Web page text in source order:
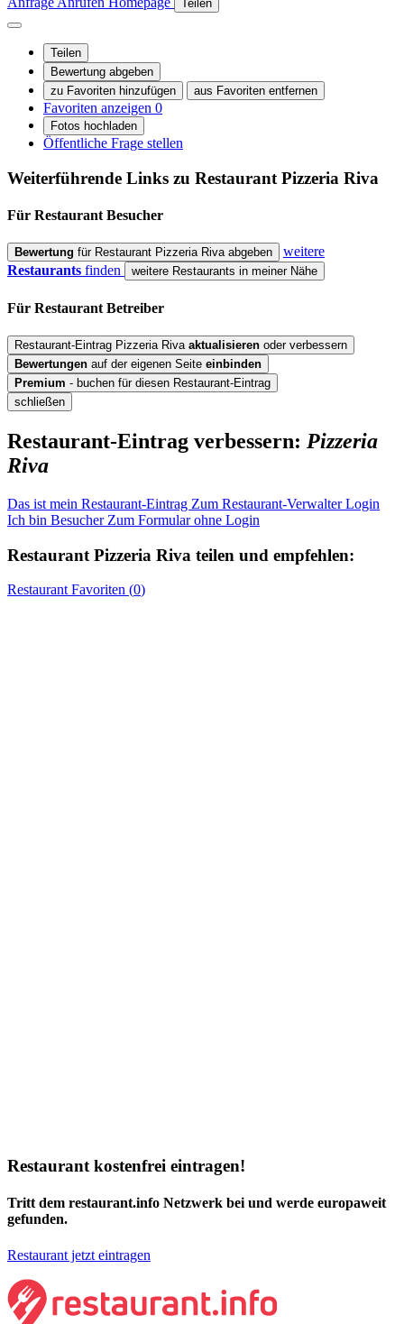
Teilen
Teilen
Bewertung abgeben
zu Favoriten hinzufügen
aus Favoriten entfernen
Favoriten anzeigen 0
Fotos hochladen
Öffentliche Frage stellen
Weiterführende Links zu Restaurant Pizzeria Riva
Für Restaurant Besucher
Bewertung für Restaurant Pizzeria Riva abgeben
weitere
Restaurants finden weitere Restaurants in meiner Nähe
Für Restaurant Betreiber
Restaurant-Eintrag Pizzeria Riva aktualisieren oder verbessern
Bewertungen auf der eigenen Seite einbinden
Premium - buchen für diesen Restaurant-Eintrag
schließen
Restaurant-Eintrag verbessern: Pizzeria
Riva
Das ist mein Restaurant-Eintrag Zum Restaurant-Verwalter Login
Ich bin Besucher Zum Formular ohne Login
Restaurant Pizzeria Riva teilen und empfehlen:
Restaurant Favoriten (0)
Restaurant kostenfrei eintragen!
Tritt dem restaurant.info Netzwerk bei und werde europaweit
gefunden.
Restaurant jetzt eintragen